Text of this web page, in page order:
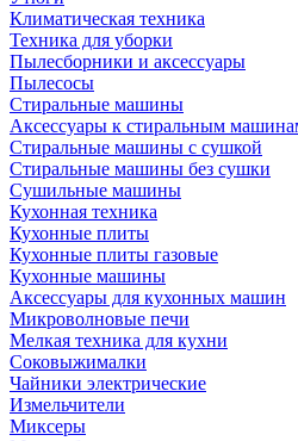
Климатическая техника
Техника для уборки
Пылесборники и аксессуары
Пылесосы
Стиральные машины
Аксессуары к стиральным
Стиральные машины с сушкой
Стиральные машины без сушки
Сушильные машины
Кухонная техника
Кухонные плиты
Кухонные плиты газовые
Кухонные машины
Аксессуары для кухонных машин
Микроволновые печи
Мелкая техника для кухни
Соковыжималки
Чайники электрические
Измельчители
Миксеры